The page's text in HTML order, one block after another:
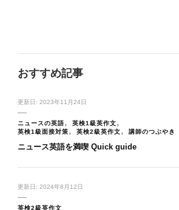
おすすめ記事
更新日: 2023年11月24日
ニュースの英語
英検1級英作文
英検1級面接対策
英検2級英作文 講師のつぶやき
ニュース英語を満喫 Quick guide
更新日: 2024年8月12日
英検2級英作文